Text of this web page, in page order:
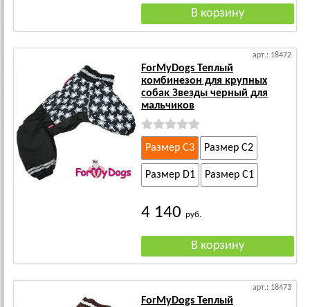
арт.: 18472
ForMyDogs Теплый
комбинезон для крупных
собак Звезды черный для
мальчиков
Размер C3 Размер C2
Размер D1 Размер C1
4 140 руб.
арт.: 18473
ForMyDogs Теплый